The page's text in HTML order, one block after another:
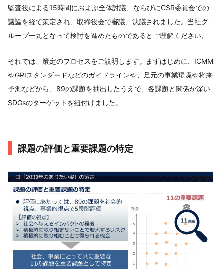
監査役による15時間におよぶ全体討議、ならびにCSR委員会での
議論を経て策定され、取締役会で審議、決議されました。当社グ
ループ一丸となって検討を進めたものであるとご理解ください。
それでは、策定のプロセスをご説明します。まずはじめに、ICMM
やGRIスタンダードなどのガイドラインや、足元の事業環境や将来
予測などから、89の課題を抽出したうえで、各課題と関係が深い
SDGsのターゲットを紐付けました。
課題の評価と重要課題の特定